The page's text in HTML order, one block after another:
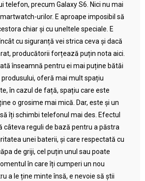
telefon, precum Galaxy S6. Nici nu mai
urilor. E aproape imposibil să
chiar și cu uneltele speciale. E
cu siguranță vei strica ceva și dacă
producătorii forțează puțin nota aici.
înseamnă pentru ei mai puține bătăi
produsului, oferă mai mult spațiu
în cazul de față, spațiu care este
o grosime mai mică. Dar, este și un
îți schimbi telefonul mai des. Efectul
câteva reguli de bază pentru a păstra
unei baterii, și care respectată cu
de griji, cel puțin unul sau poate
în care îți cumperi un nou
a le ține minte însă, e nevoie să știi